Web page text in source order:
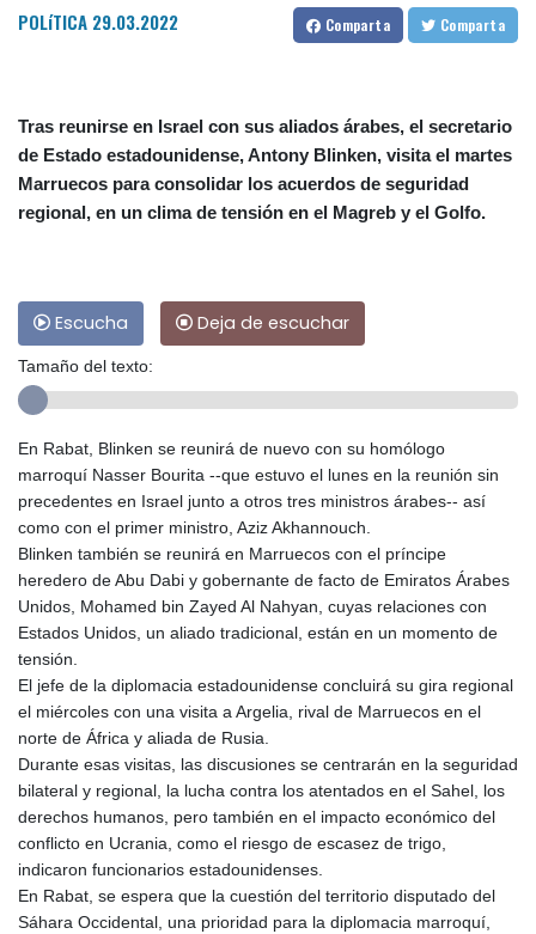
POLíTICA 29.03.2022 Comparta Comparta
Tras reunirse en Israel con sus aliados árabes, el secretario
de Estado estadounidense, Antony Blinken, visita el martes
Marruecos para consolidar los acuerdos de seguridad
regional, en un clima de tensión en el Magreb y el Golfo.
Escucha Deja de escuchar
Tamaño del texto:
En Rabat, Blinken se reunirá de nuevo con su homólogo
marroquí Nasser Bourita --que estuvo el lunes en la reunión sin
precedentes en Israel junto a otros tres ministros árabes-- así
como con el primer ministro, Aziz Akhannouch.
Blinken también se reunirá en Marruecos con el príncipe
heredero de Abu Dabi y gobernante de facto de Emiratos Árabes
Unidos, Mohamed bin Zayed Al Nahyan, cuyas relaciones con
Estados Unidos, un aliado tradicional, están en un momento de
tensión.
El jefe de la diplomacia estadounidense concluirá su gira regional
el miércoles con una visita a Argelia, rival de Marruecos en el
norte de África y aliada de Rusia.
Durante esas visitas, las discusiones se centrarán en la seguridad
bilateral y regional, la lucha contra los atentados en el Sahel, los
derechos humanos, pero también en el impacto económico del
conflicto en Ucrania, como el riesgo de escasez de trigo,
indicaron funcionarios estadounidenses.
En Rabat, se espera que la cuestión del territorio disputado del
Sáhara Occidental, una prioridad para la diplomacia marroquí,